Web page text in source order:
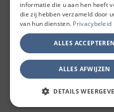
Visa PayPal Stripe
IDeal Invoice
JAPANSE MESSEN SLIJPERIJ
THERMOMIX
TAFELMESSEN &
Copyright 2026 © CHEF &
informatie die u aan hen heeft
die zij hebben verzameld door
van hun diensten. Privacybeleid
ALLES ACCEPTEREN
ALLES AFWIJZEN
DETAILS